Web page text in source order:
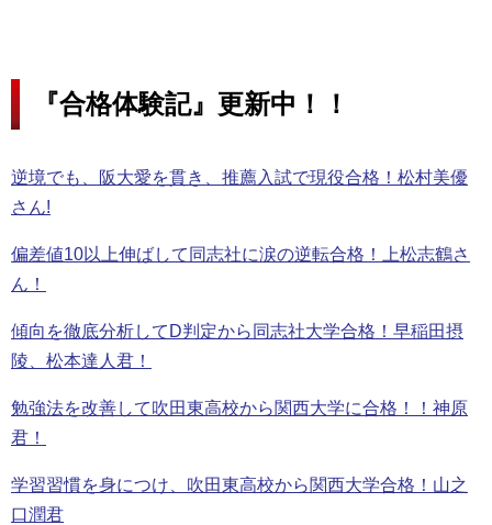
『合格体験記』更新中！！
逆境でも、阪大愛を貫き、推薦入試で現役合格！松村美優
さん!
偏差値10以上伸ばして同志社に涙の逆転合格！上松志鶴さ
ん！
傾向を徹底分析してD判定から同志社大学合格！早稲田摂
陵、松本達人君！
勉強法を改善して吹田東高校から関西大学に合格！！神原
君！
学習習慣を身につけ、吹田東高校から関西大学合格！山之
口潤君